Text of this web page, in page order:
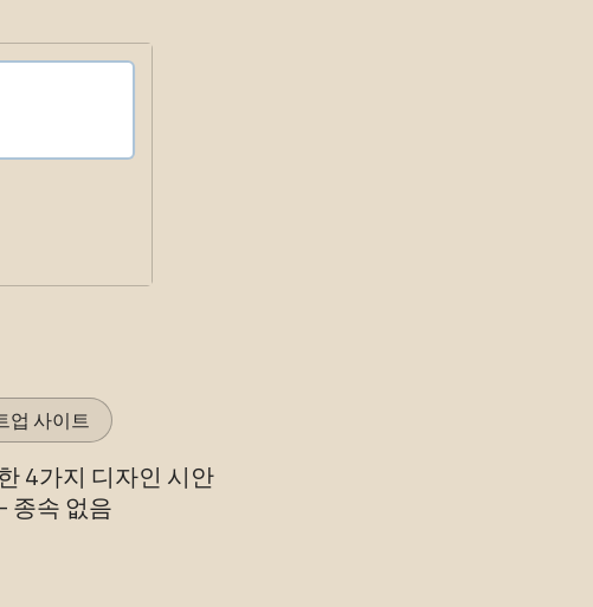
업 사이트
4가지 디자인 시안
종속 없음